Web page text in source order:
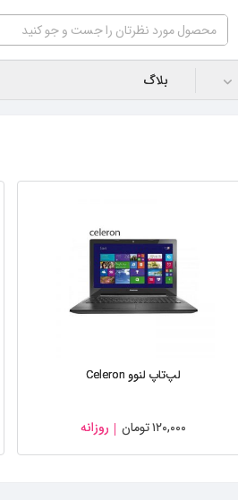
بلاگ
لپ‌تاپ لنوو Celeron
۱۲۰,۰۰۰تومان روزانه